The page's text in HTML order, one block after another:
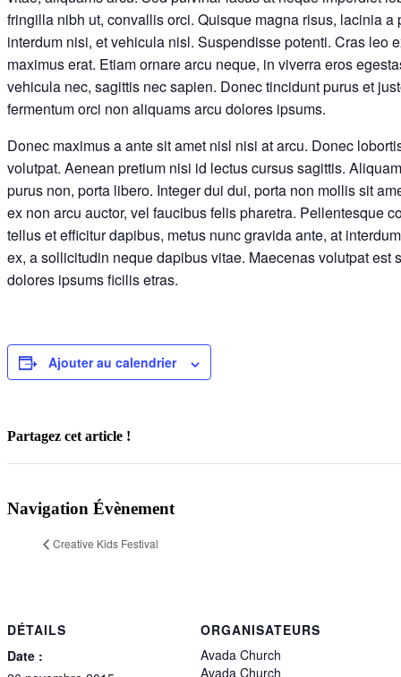
fringilla nibh ut, convallis orci. Quisque magna risus, lacinia
interdum nisi, et vehicula nisl. Suspendisse potenti. Cras leo
maximus erat. Etiam ornare arcu neque, in viverra eros
vehicula nec, sagittis nec sapien. Donec tincidunt purus et
fermentum orci non aliquams arcu dolores ipsums.
Donec maximus a ante sit amet nisl nisi at arcu. Donec
volutpat. Aenean pretium nisi id lectus cursus sagittis.
purus non, porta libero. Integer dui dui, porta non mollis sit
ex non arcu auctor, vel faucibus felis pharetra. Pellentesque
tellus et efficitur dapibus, metus nunc gravida ante, at
ex, a sollicitudin neque dapibus vitae. Maecenas volutpat est
dolores ipsums ficilis etras.
Ajouter au calendrier
Partagez cet article !
Navigation Évènement
Creative Kids Festival
DÉTAILS
Date :
ORGANISATEURS
Avada Church
Avada Church